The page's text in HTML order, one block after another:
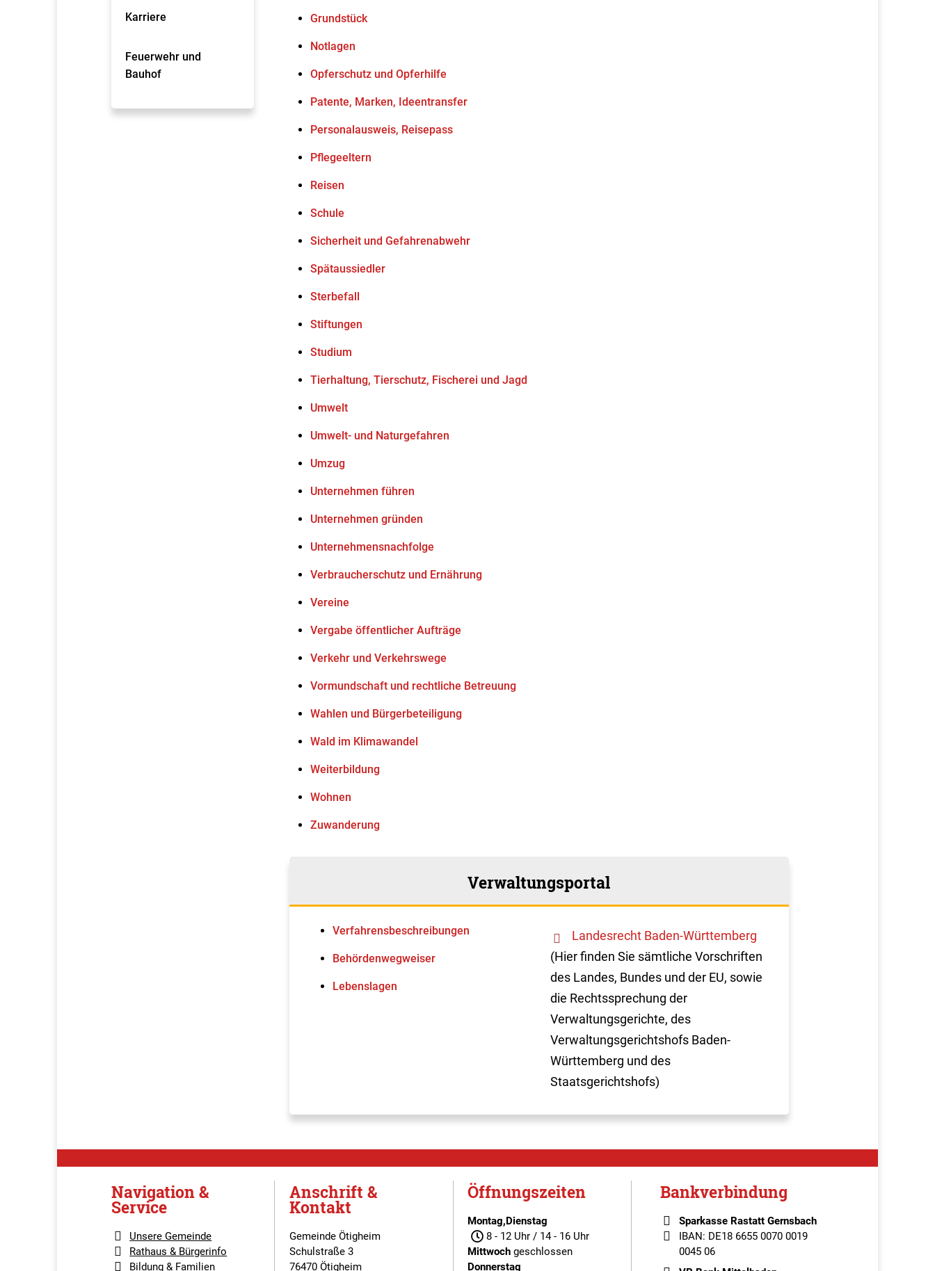
Karriere
Feuerwehr und
Bauhof
Grundstück
Notlagen
Opferschutz und Opferhilfe
Patente, Marken, Ideentransfer
Personalausweis, Reisepass
Pflegeeltern
Reisen
Schule
Sicherheit und Gefahrenabwehr
Spätaussiedler
Sterbefall
Stiftungen
Studium
Tierhaltung, Tierschutz, Fischerei und Jagd
Umwelt
Umwelt- und Naturgefahren
Umzug
Unternehmen führen
Unternehmen gründen
Unternehmensnachfolge
Verbraucherschutz und Ernährung
Vereine
Vergabe öffentlicher Aufträge
Verkehr und Verkehrswege
Vormundschaft und rechtliche Betreuung
Wahlen und Bürgerbeteiligung
Wald im Klimawandel
Weiterbildung
Wohnen
Zuwanderung
Verwaltungsportal
Verfahrens­beschreibungen
Behördenwegweiser
Lebenslagen
Landesrecht Baden-Württemberg
(Hier finden Sie sämtliche Vorschriften
des Landes, Bundes und der EU, sowie
die Rechtssprechung der
Verwaltungsgerichte, des
Verwaltungsgerichtshofs Baden-
Württemberg und des
Staatsgerichtshofs)
Navigation &
Service
Unsere Gemeinde
Rathaus & Bürgerinfo
Bildung & Familien
Anschrift &
Kontakt
Gemeinde Ötigheim
Schulstraße 3
76470 Ötigheim
Öffnungszeiten
Montag,Dienstag
8 - 12 Uhr / 14 - 16 Uhr
Mittwoch geschlossen
Donnerstag
Bankverbindung
Sparkasse Rastatt Gernsbach
IBAN: DE18 6655 0070 0019
0045 06